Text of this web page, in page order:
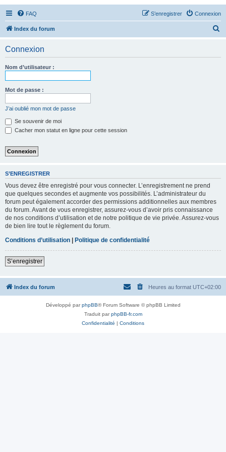
FAQ Connexion
S’enregistrer
Index du forum
Connexion
Nom d’utilisateur :
Mot de passe :
J’ai oublié mon mot de passe
Se souvenir de moi
Cacher mon statut en ligne pour cette session
S’ENREGISTRER
Vous devez être enregistré pour vous connecter. L’enregistrement ne prend
que quelques secondes et augmente vos possibilités. L’administrateur du
forum peut également accorder des permissions additionnelles aux membres
du forum. Avant de vous enregistrer, assurez-vous d’avoir pris connaissance
de nos conditions d’utilisation et de notre politique de vie privée. Assurez-vous
de bien lire tout le règlement du forum.
Conditions d’utilisation | Politique de confidentialité
S’enregistrer
Index du forum Heures au format UTC+02:00
Développé parphpBB® Forum Software © phpBB Limited
Traduit parphpBB-fr.com
Confidentialité | Conditions